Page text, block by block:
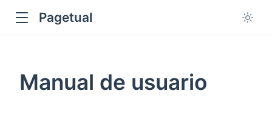
Pagetual
Manual de usuario